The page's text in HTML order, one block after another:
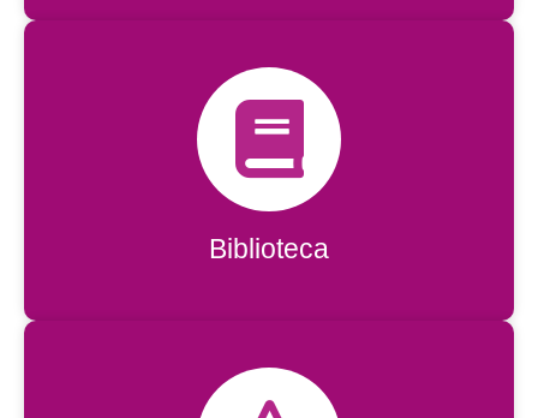
Biblioteca
Biblioteca
Acessar